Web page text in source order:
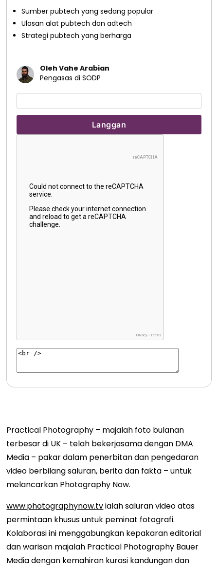
Sumber pubtech yang sedang popular
Ulasan alat pubtech dan adtech
Strategi pubtech yang berharga
Oleh Vahe Arabian
Pengasas di SODP
Practical Photography – majalah foto bulanan
terbesar di UK – telah bekerjasama dengan DMA
Media – pakar dalam penerbitan dan pengedaran
video berbilang saluran, berita dan fakta – untuk
melancarkan Photography Now.
www.photographynow.tvialah saluran video atas
permintaan khusus untuk peminat fotografi.
Kolaborasi ini menggabungkan kepakaran editorial
dan warisan majalah Practical Photography Bauer
Media dengan kemahiran kurasi kandungan dan